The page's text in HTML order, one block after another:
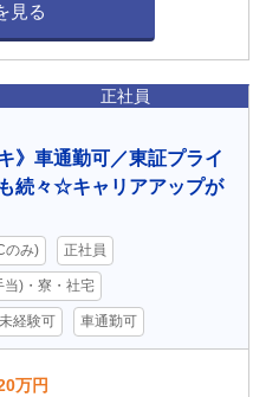
見る
正社員
》車通勤可／東証プライ
続々☆キャリアアップが
のみ) 正社員
当)・寮・社宅
未経験可 車通勤可
万円